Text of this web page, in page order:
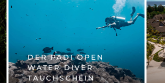
DER PADI OPEN
WATER DIVER
TAUCHSCHEIN